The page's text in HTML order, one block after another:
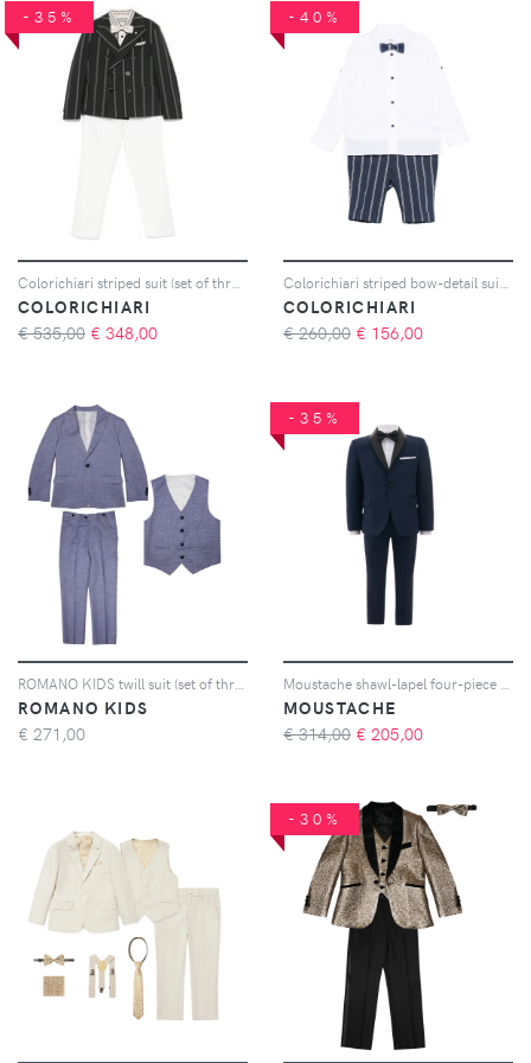
-35%
COLORICHIARI
€ 535,00 € 348,00
-40%
COLORICHIARI
€ 260,00 € 156,00
ROMANO KIDS
€ 271,00
-35%
MOUSTACHE
€ 314,00 € 205,00
-30%